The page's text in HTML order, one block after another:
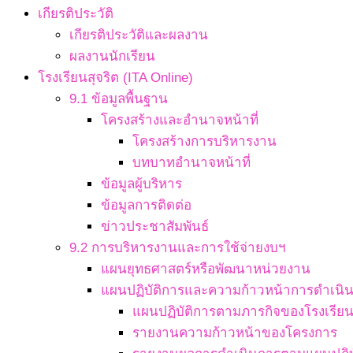
เกียรติประวัติ
เกียรติประวัติและผลงาน
ผลงานนักเรียน
โรงเรียนสุจริต (ITA Online)
9.1 ข้อมูลพื้นฐาน
โครงสร้างและอำนาจหน้าที่
โครงสร้างการบริหารงาน
บทบาทอำนาจหน้าที่
ข้อมูลผู้บริหาร
ข้อมูลการติดต่อ
ข่าวประชาสัมพันธ์
9.2 การบริหารงานและการใช้จ่ายงบฯ
แผนยุทธศาสตร์หรือพัฒนาหน่วยงาน
แผนปฏิบัติการและความก้าวหน้าการดำเนิ
แผนปฏิบัติการตามภารกิจของโรงเรียน
รายงานความก้าวหน้าของโครงการ